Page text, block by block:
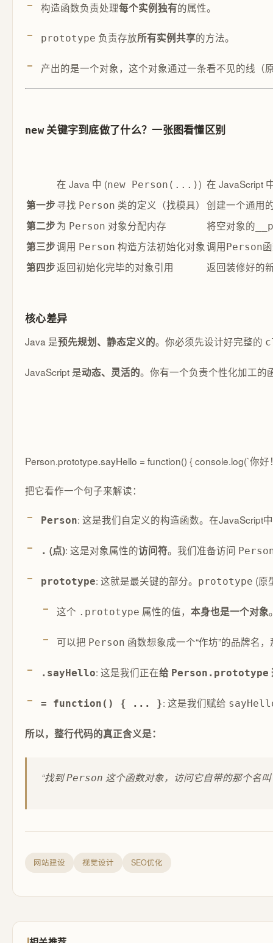
构造函数负责处理每个实例独有的属性。
prototype 负责存放所有实例共享的方法。
产出的是一个对象，这个对象通过一条看不见的线（
new关键字到底做了什么？一张图看懂区别
在 Java 中 (new Person(...)) 在 JavaScript
第一步寻找 Person 类的定义（找模具） 创建一个通用
第二步为 Person 对象分配内存 将空对象的
第三步调用 Person 构造方法初始化对象调用 Person
第四步返回初始化完毕的对象引用 返回装修好的
核心差异
Java 是预先规划、静态定义的。你必须先设计好完整的
JavaScript 是动态、灵活的。你有一个负责个性化加工的
Person.prototype.sayHello = function() {console.log(`你
把它看作一个句子来解读：
Person: 这是我们自定义的构造函数。在JavaScript
. (点): 这是对象属性的访问符。我们准备访问
prototype: 这就是最关键的部分。 prototype (原
这个 .prototype 属性的值， 本身也是一个对象
可以把 Person 函数想象成一个“作坊”的品牌名
.sayHello: 这是我们正在给 Person.prototype
= function() { ... }: 这是我们赋给
所以，整行代码的真正含义是：
“找到Person 这个函数对象，访问它自带的那个名叫
网站建设 视觉设计 SEO优化